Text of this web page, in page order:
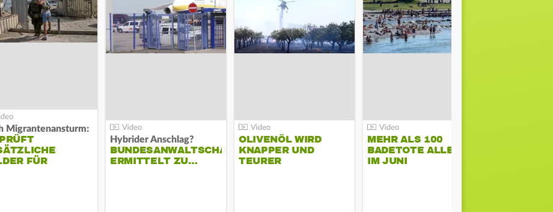
Migrantenansturm:
FÜR
Hybrider Anschlag?
BUNDESANWALTSCHAFT
ERMITTELT ZU…
OLIVENÖL WIRD
KNAPPER UND
TEURER
MEHR ALS 100
BADETOTE ALLEIN
IM JUNI